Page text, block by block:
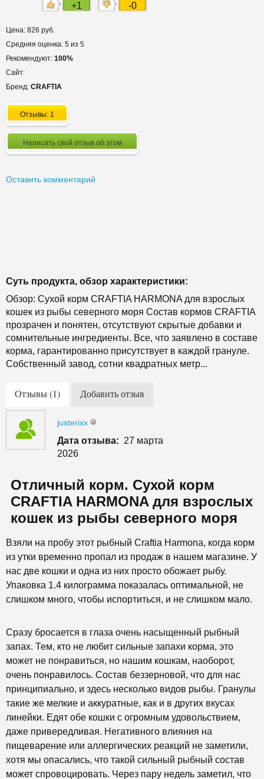
+1 -0
Цена: 826 руб.
Средняя оценка: 5 из 5
Рекомендуют: 100%
Сайт:
Бренд: CRAFTIA
Отзывы: 1
Написать свой отзыв об этом
Оставить комментарий
Суть продукта, обзор характеристики:
Обзор: Сухой корм CRAFTIA HARMONA для взрослых
кошек из рыбы северного моря Состав кормов CRAFTIA
прозрачен и понятен, отсутствуют скрытые добавки и
сомнительные ингредиенты. Все, что заявлено в составе
корма, гарантированно присутствует в каждой грануле.
Собственный завод, сотни квадратных метр...
Отзывы (1) Добавить отзыв
justerixx
Дата отзыва: 27 марта
2026
Отличный корм. Сухой корм
CRAFTIA HARMONA для взрослых
кошек из рыбы северного моря
Взяли на пробу этот рыбный Craftia Harmona, когда корм
из утки временно пропал из продаж в нашем магазине. У
нас две кошки и одна из них просто обожает рыбу.
Упаковка 1.4 килограмма показалась оптимальной, не
слишком много, чтобы испортиться, и не слишком мало.
Сразу бросается в глаза очень насыщенный рыбный
запах. Тем, кто не любит сильные запахи корма, это
может не понравиться, но нашим кошкам, наоборот,
очень понравилось. Состав беззерновой, что для нас
принципиально, и здесь несколько видов рыбы. Гранулы
такие же мелкие и аккуратные, как и в других вкусах
линейки. Едят обе кошки с огромным удовольствием,
даже привередливая. Негативного влияния на
пищеварение или аллергических реакций не заметили,
хотя мы опасались, что такой сильный рыбный состав
может спровоцировать. Через пару недель заметил, что